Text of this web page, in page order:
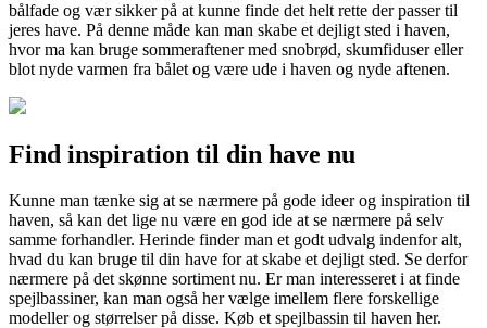
bålfade og vær sikker på at kunne finde det helt rette der passer til
jeres have. På denne måde kan man skabe et dejligt sted i haven,
hvor ma kan bruge sommeraftener med snobrød, skumfiduser eller
blot nyde varmen fra bålet og være ude i haven og nyde aftenen.
Find inspiration til din have nu
Kunne man tænke sig at se nærmere på gode ideer og inspiration til
haven, så kan det lige nu være en god ide at se nærmere på selv
samme forhandler. Herinde finder man et godt udvalg indenfor alt,
hvad du kan bruge til din have for at skabe et dejligt sted. Se derfor
nærmere på det skønne sortiment nu. Er man interesseret i at finde
spejlbassiner, kan man også her vælge imellem flere forskellige
modeller og størrelser på disse. Køb et spejlbassin til haven her.